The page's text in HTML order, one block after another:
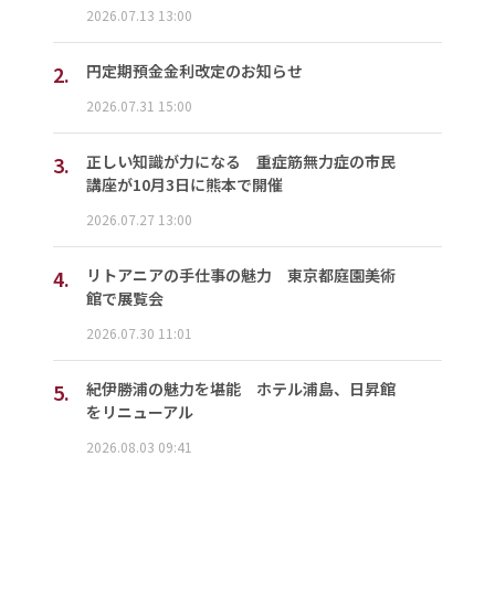
2026.07.13 13:00
2. 円定期預金金利改定のお知らせ
2026.07.31 15:00
3.
正しい知識が力になる 重症筋無力症の市民
講座が10月3日に熊本で開催
2026.07.27 13:00
4.
リトアニアの手仕事の魅力 東京都庭園美術
館で展覧会
2026.07.30 11:01
5.
紀伊勝浦の魅力を堪能 ホテル浦島、日昇館
をリニューアル
2026.08.03 09:41